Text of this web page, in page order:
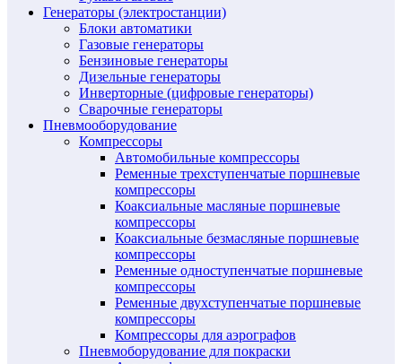
Генераторы (электростанции)
Блоки автоматики
Газовые генераторы
Бензиновые генераторы
Дизельные генераторы
Инверторные (цифровые генераторы)
Сварочные генераторы
Пневмооборудование
Компрессоры
Автомобильные компрессоры
Ременные трехступенчатые поршневые
компрессоры
Коаксиальные масляные поршневые
компрессоры
Коаксиальные безмасляные поршневые
компрессоры
Ременные одноступенчатые поршневые
компрессоры
Ременные двухступенчатые поршневые
компрессоры
Компрессоры для аэрографов
Пневмоборудование для покраски